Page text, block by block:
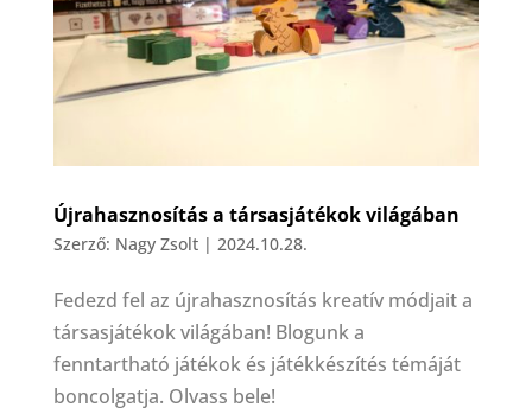
Újrahasznosítás a társasjátékok világában
Szerző: Nagy Zsolt| 2024.10.28.
Fedezd fel az újrahasznosítás kreatív módjait a
társasjátékok világában! Blogunk a
fenntartható játékok és játékkészítés témáját
boncolgatja. Olvass bele!